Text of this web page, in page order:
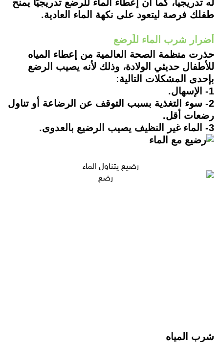
له تدريجيا، كما أن إعطاء الماء للرضع تدريجيًا يمنح
طفلك فرصة ليتعود على نكهة الماء العادية.
أضرار شرب الماء للُرضع
حذرت منظمة الصحة العالمية من إعطاء المياه
للأطفال حديثي الولادة، وذلك لأنه يصيب الرضع
بإحدى المشكلات التالية:
1- الإسهال.
2- سوء التغذية بسبب التوقف عن الرضاعة أو تناول
رضعات أقل.
3- الماء غير النظيف يصيب الرضيع بالعدوى.
رضيع يتناول الماء
شرب المياه